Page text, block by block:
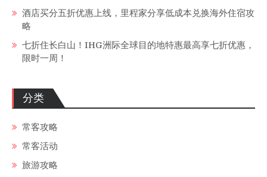
酒店买分五折优惠上线，里程家分享低成本兑换海外住宿攻
略
七折住长白山！IHG洲际全球目的地特惠最高享七折优惠，
限时一周！
分类
常客攻略
常客活动
旅游攻略